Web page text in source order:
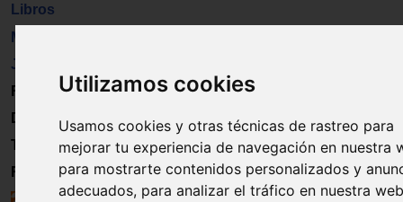
Utilizamos cookies
Usamos cookies y otras técnicas de rastreo para
mejorar tu experiencia de navegación en nuestra
para mostrarte contenidos personalizados y
adecuados, para analizar el tráfico en nuestra
Libros
Material
Juguetes
Formación
Directorio
Trabajo
Registro